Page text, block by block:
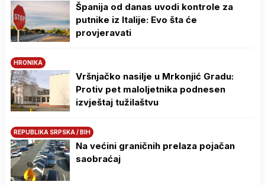
Španija od danas uvodi kontrole za
putnike iz Italije: Evo šta će
provjeravati
HRONIKA
Vršnjačko nasilje u Mrkonjić Gradu:
Protiv pet maloljetnika podnesen
izvještaj tužilaštvu
REPUBLIKA SRPSKA / BIH
Na većini graničnih prelaza pojačan
saobraćaj